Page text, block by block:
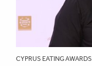
CYPRUS EATING AWARDS